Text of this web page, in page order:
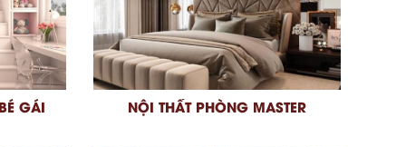
GÁI NỘI THẤT PHÒNG MASTER